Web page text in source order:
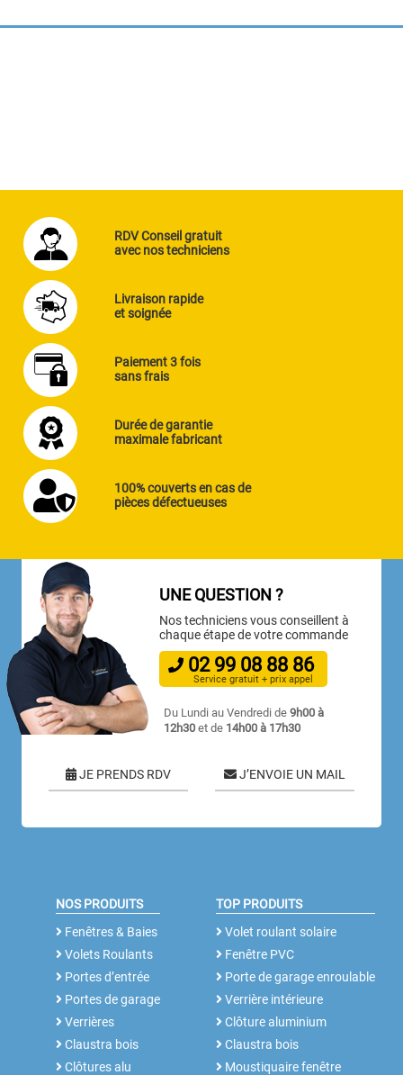
RDV Conseil gratuit
avec nos techniciens
Livraison rapide
et soignée
Paiement 3 fois
sans frais
Durée de garantie
maximale fabricant
100% couverts en cas de
pièces défectueuses
UNE QUESTION ?
Nos techniciens vous conseillent à
chaque étape de votre commande
02 99 08 88 86
Service gratuit + prix appel
Du Lundi au Vendredi de9h00 à
12h30 et de 14h00 à 17h30
JE PRENDS RDV J’ENVOIE UN MAIL
NOS PRODUITS
Fenêtres & Baies
Volets Roulants
Portes d’entrée
Portes de garage
Verrières
Claustra bois
Clôtures alu
TOP PRODUITS
Volet roulant solaire
Fenêtre PVC
Porte de garage enroulable
Verrière intérieure
Clôture aluminium
Claustra bois
Moustiquaire fenêtre